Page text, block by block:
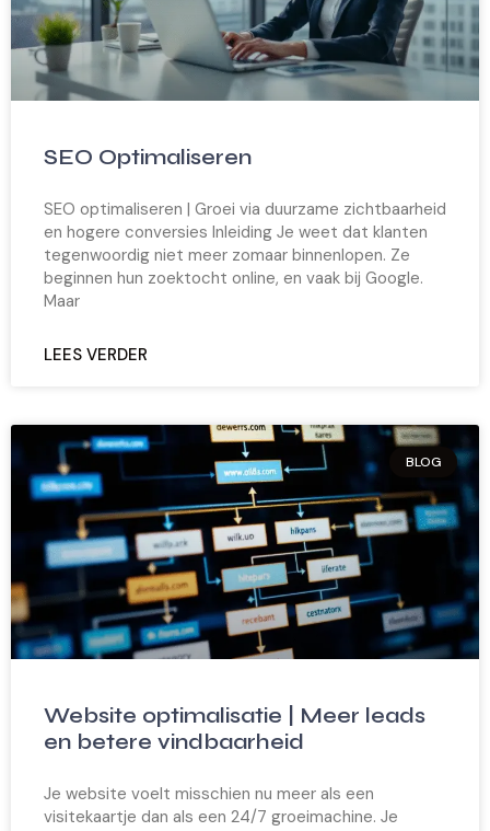
SEO Optimaliseren
SEO optimaliseren | Groei via duurzame zichtbaarheid
en hogere conversies Inleiding Je weet dat klanten
tegenwoordig niet meer zomaar binnenlopen. Ze
beginnen hun zoektocht online, en vaak bij Google.
Maar
LEES VERDER
BLOG
Website optimalisatie | Meer leads
en betere vindbaarheid
Je website voelt misschien nu meer als een
visitekaartje dan als een 24/7 groeimachine. Je